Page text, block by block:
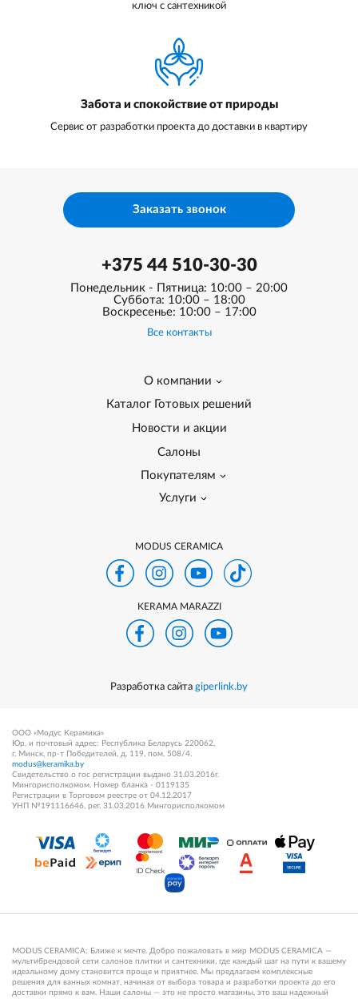
ключ с сантехникой
Забота и спокойствие от природы
Сервис от разработки проекта до доставки в квартиру
+375 44 510-30-30
Понедельник - Пятница: 10:00 – 20:00
Суббота: 10:00 – 18:00
Воскресенье: 10:00 – 17:00
Все контакты
О компании
Каталог Готовых решений
Новости и акции
Салоны
Покупателям
Услуги
Заказать звонок
MODUS CERAMICA
KERAMA MARAZZI
Разработка сайта giperlink.by
ООО «Модус Керамика»
Юр. и почтовый адрес: Республика Беларусь 220062,
г. Минск, пр-т Победителей, д. 119, пом. 508/4.
modus@keramika.by
Свидетельство о гос регистрации выдано 31.03.2016г.
Мингорисполкомом. Номер бланка - 0119135
Регистрации в Торговом реестре от 04.12.2017
УНП №191116646, рег. 31.03.2016 Мингорисполкомом
MODUS CERAMICA: Ближе к мечте. Добро пожаловать в мир MODUS CERAMICA —
мультибрендовой сети салонов плитки и сантехники, где каждый шаг на пути к вашему
идеальному дому становится проще и приятнее. Мы предлагаем комплексные
решения для ванных комнат, начиная от выбора товара и разработки проекта до его
доставки прямо к вам. Наши салоны — это не просто магазины, это ваш надежный